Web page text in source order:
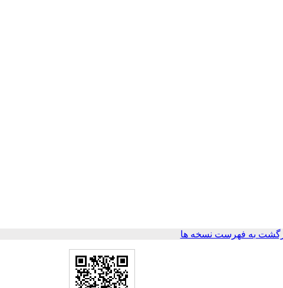
به فهرست نسخه ها